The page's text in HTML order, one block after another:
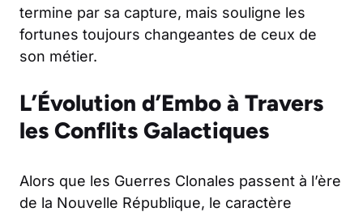
termine par sa capture, mais souligne les
fortunes toujours changeantes de ceux de
son métier.
L’Évolution d’Embo à Travers
les Conflits Galactiques
Alors que les Guerres Clonales passent à l’ère
de la Nouvelle République, le caractère